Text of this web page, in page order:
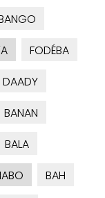
FODÉBA
DAADY
BANAN
BALA
BAH